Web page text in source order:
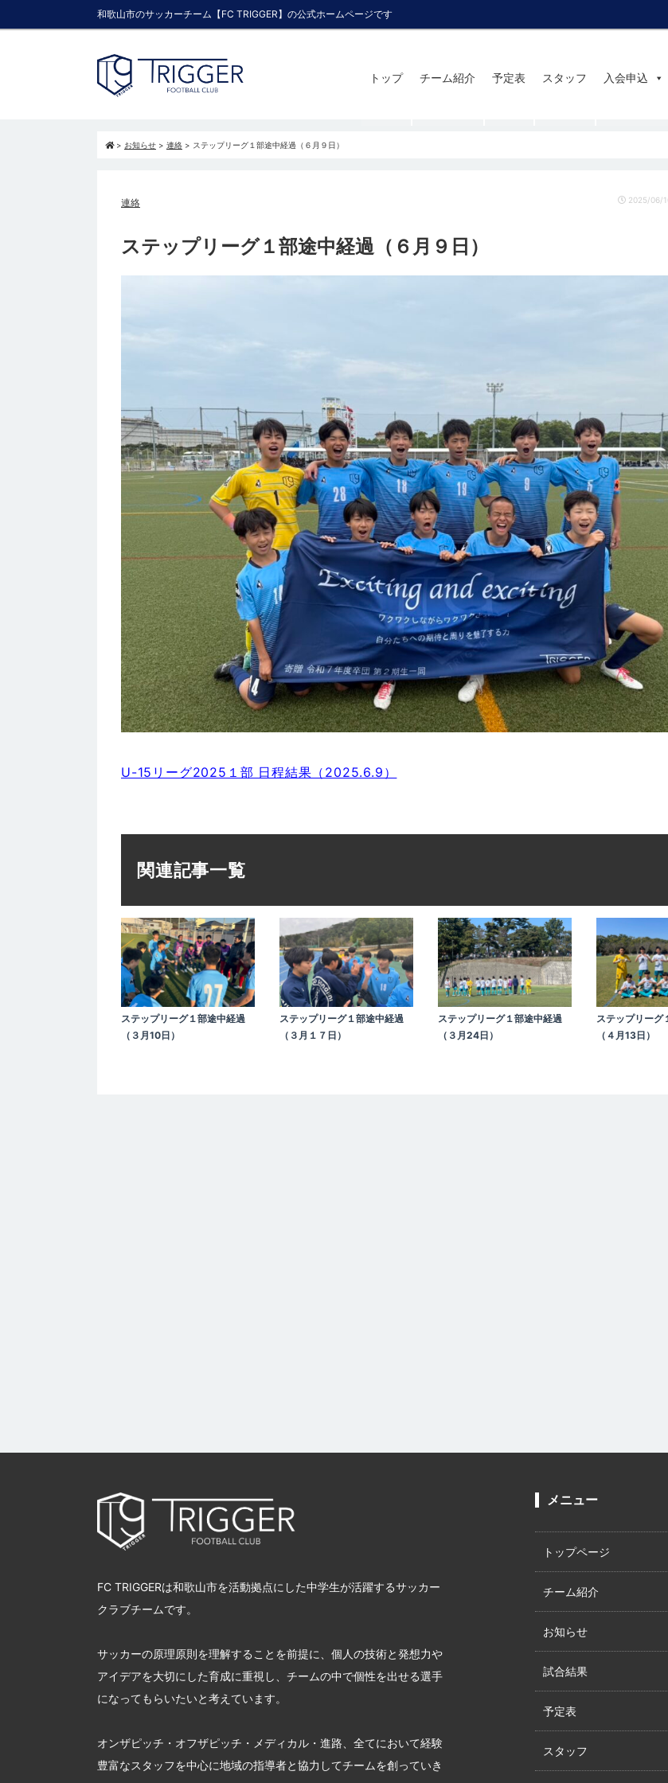
和歌山市のサッカーチーム【FC TRIGGER】の公式ホームページです
トップ チーム紹介 予定表 スタッフ 入会申込
> お知らせ > 連絡 > ステップリーグ１部途中経過（６月９日）
連絡 2025/06/
ステップリーグ１部途中経過（６月９日）
U-15リーグ2025１部 日程結果（2025.6.9）
関連記事一覧
ステップリーグ１部途中経過
（３月10日）
ステップリーグ１部途中経過
（３月１７日）
ステップリーグ１部途中経過
（３月24日）
ステップリーグ
（４月13日）
FC TRIGGERは和歌山市を活動拠点にした中学生が活躍するサッカー
クラブチームです。
サッカーの原理原則を理解することを前提に、個人の技術と発想力や
アイデアを大切にした育成に重視し、チームの中で個性を出せる選手
になってもらいたいと考えています。
オンザピッチ・オフザピッチ・メディカル・進路、全てにおいて経験
豊富なスタッフを中心に地域の指導者と協力してチームを創っていき
メニュー
トップページ
チーム紹介
お知らせ
試合結果
予定表
スタッフ